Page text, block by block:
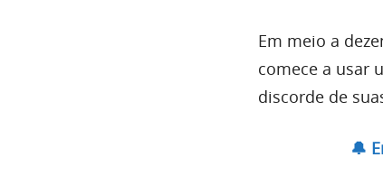
Em meio a
comece a usar
discorde de
🔔